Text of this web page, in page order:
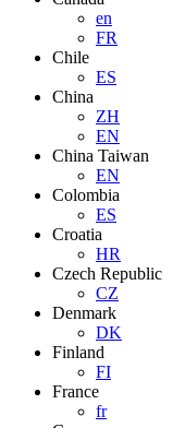
en
FR
Chile
ES
China
ZH
EN
China Taiwan
EN
Colombia
ES
Croatia
HR
Czech Republic
CZ
Denmark
DK
Finland
FI
France
fr